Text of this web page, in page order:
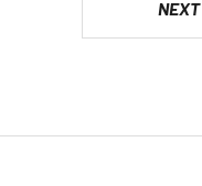
NEXT